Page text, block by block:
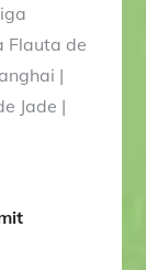
Flauta de
|
Jade |